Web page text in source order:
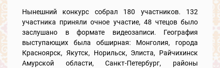
Нынешний конкурс собрал 180 участников. 132
участника приняли очное участие, 48 чтецов было
заслушано в формате видеозаписи. География
выступающих была обширная: Монголия, города
Красноярск, Якутск, Норильск, Элиста, Райчихинск
Амурской области, Санкт-Петербург, районы